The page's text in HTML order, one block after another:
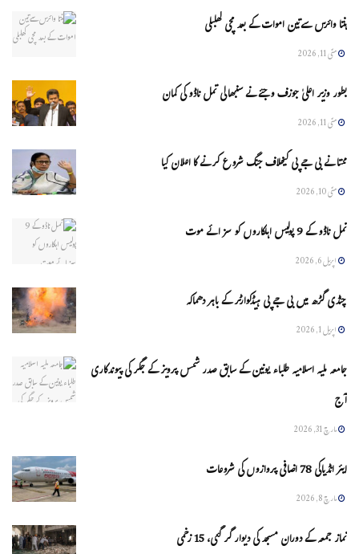
ہنتا وائرس سےتین اموات کے بعد مچی کھلبلی
مئی 11, 2026
بطور وزیر اعلیٰ جوزف وجئے نے سنبھالی تمل ناڈو کی کمان
مئی 11, 2026
ممتا نے بی جے پی کیخلاف جنگ شروع کرنے کا اعلان کیا
مئی 10, 2026
تمل ناڈو کے 9 پولیس اہلکاروں کو سزائے موت
اپریل 6, 2026
چنڈی گڑھ میں بی جے پی ہیڈکوارٹر کے باہر دھماکہ
اپریل 1, 2026
جامعہ ملیہ اسلامیہ طلباء یونین کے سابق صدر شمس پرویز کے جگر کی پیوندکاری
آج
مارچ 31, 2026
ایئر انڈیاکی 78 اضافی پروازوں کی شروعات
مارچ 8, 2026
نماز جمعہ کے دوران مسجد کی دیوار گر گئی، 15 زخمی